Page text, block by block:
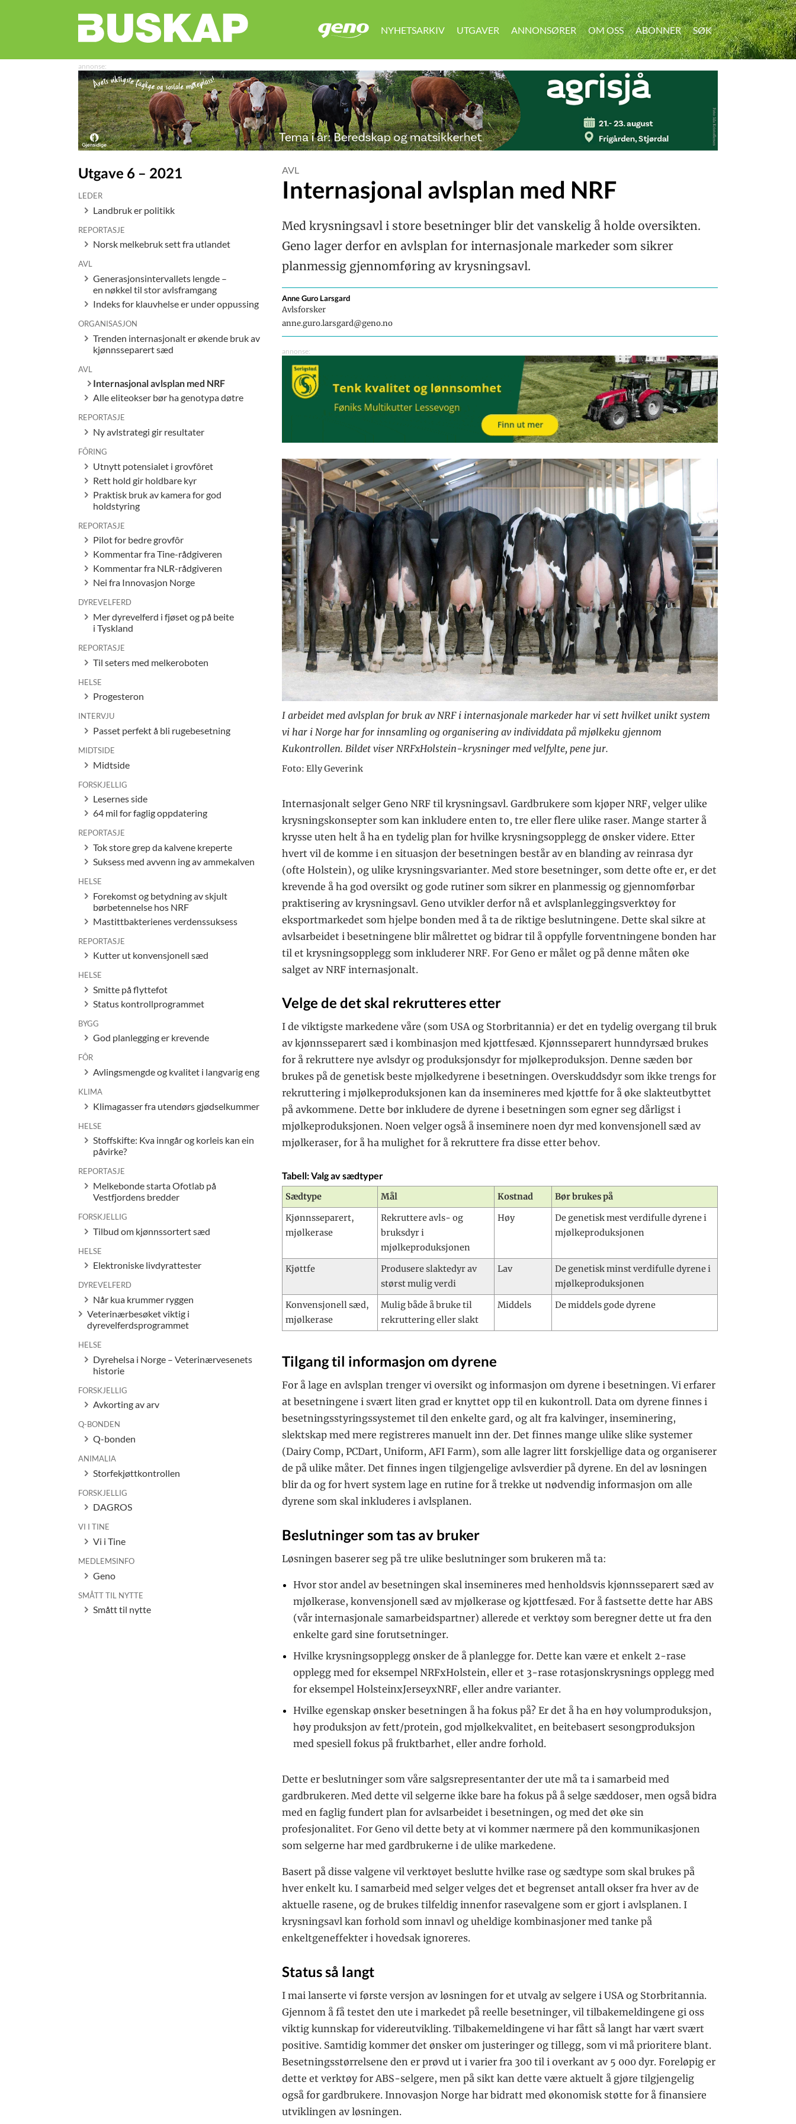
GENO NYHETSARKIV UTGAVER ANNONSØRER OM OSS ABONNER SØK
SØK
Utgave 6 – 2021
LEDER
Landbruk er politikk
REPORTASJE
Norsk melkebruk sett fra utlandet
AVL
Generasjonsintervallets lengde –
en nøkkel til stor avlsframgang
Indeks for klauvhelse er under oppussing
ORGANISASJON
Trenden internasjonalt er økende bruk av
kjønnsseparert sæd
AVL
Internasjonal avlsplan med NRF
Alle eliteokser bør ha genotypa døtre
REPORTASJE
Ny avlstrategi gir resultater
FÔRING
Utnytt potensialet i grovfôret
Rett hold gir holdbare kyr
Praktisk bruk av kamera for god
holdstyring
REPORTASJE
Pilot for bedre grovfôr
Kommentar fra Tine-rådgiveren
Kommentar fra NLR-rådgiveren
Nei fra Innovasjon Norge
DYREVELFERD
Mer dyrevelferd i fjøset og på beite
i Tyskland
REPORTASJE
Til seters med melkeroboten
HELSE
Progesteron
INTERVJU
Passet perfekt å bli rugebesetning
MIDTSIDE
Midtside
FORSKJELLIG
Lesernes side
64 mil for faglig oppdatering
REPORTASJE
Tok store grep da kalvene kreperte
Suksess med avvenn ing av ammekalven
HELSE
Forekomst og betydning av skjult
børbetennelse hos NRF
Mastittbakterienes verdenssuksess
REPORTASJE
Kutter ut konvensjonell sæd
HELSE
Smitte på flyttefot
Status kontrollprogrammet
BYGG
God planlegging er krevende
FÔR
Avlingsmengde og kvalitet i langvarig eng
KLIMA
Klimagasser fra utendørs gjødselkummer
HELSE
Stoffskifte: Kva inngår og korleis kan ein
påvirke?
REPORTASJE
Melkebonde starta Ofotlab på
Vestfjordens bredder
FORSKJELLIG
Tilbud om kjønnssortert sæd
HELSE
Elektroniske livdyrattester
DYREVELFERD
Når kua krummer ryggen
Veterinærbesøket viktig i
dyrevelferdsprogrammet
HELSE
Dyrehelsa i Norge – Veterinærvesenets
historie
FORSKJELLIG
Avkorting av arv
Q-BONDEN
Q-bonden
ANIMALIA
Storfekjøttkontrollen
FORSKJELLIG
DAGROS
VI I TINE
Vi i Tine
MEDLEMSINFO
Geno
SMÅTT TIL NYTTE
Smått til nytte
AVL
Internasjonal avlsplan med NRF
Med krysningsavl i store besetninger blir det vanskelig å holde oversikten.
Geno lager derfor en avlsplan for internasjonale markeder som sikrer
planmessig gjennomføring av krysningsavl.
Anne Guro Larsgard
Avlsforsker
anne.guro.larsgard@geno.no
I arbeidet med avlsplan for bruk av NRF i internasjonale markeder har vi sett hvilket unikt system
vi har i Norge har for innsamling og organisering av individdata på mjølkeku gjennom
Kukontrollen. Bildet viser NRFxHolstein-krysninger med velfylte, pene jur.
Foto: Elly Geverink
Internasjonalt selger Geno NRF til krysningsavl. Gardbrukere som kjøper NRF, velger ulike
krysningskonsepter som kan inkludere enten to, tre eller flere ulike raser. Mange starter å
krysse uten helt å ha en tydelig plan for hvilke krysningsopplegg de ønsker videre. Etter
hvert vil de komme i en situasjon der besetningen består av en blanding av reinrasa dyr
(ofte Holstein), og ulike krysningsvarianter. Med store besetninger, som dette ofte er, er det
krevende å ha god oversikt og gode rutiner som sikrer en planmessig og gjennomførbar
praktisering av krysningsavl. Geno utvikler derfor nå et avlsplanleggingsverktøy for
eksportmarkedet som hjelpe bonden med å ta de riktige beslutningene. Dette skal sikre at
avlsarbeidet i besetningene blir målrettet og bidrar til å oppfylle forventningene bonden har
til et krysningsopplegg som inkluderer NRF. For Geno er målet og på denne måten øke
salget av NRF internasjonalt.
Velge de det skal rekrutteres etter
I de viktigste markedene våre (som USA og Storbritannia) er det en tydelig overgang til bruk
av kjønnsseparert sæd i kombinasjon med kjøttfesæd. Kjønnsseparert hunndyrsæd brukes
for å rekruttere nye avlsdyr og produksjonsdyr for mjølkeproduksjon. Denne sæden bør
brukes på de genetisk beste mjølkedyrene i besetningen. Overskuddsdyr som ikke trengs for
rekruttering i mjølkeproduksjonen kan da insemineres med kjøttfe for å øke slakteutbyttet
på avkommene. Dette bør inkludere de dyrene i besetningen som egner seg dårligst i
mjølkeproduksjonen. Noen velger også å inseminere noen dyr med konvensjonell sæd av
mjølkeraser, for å ha mulighet for å rekruttere fra disse etter behov.
Tabell: Valg av sædtyper
Sædtype Mål Kostnad
Bør brukes på
Kjønnsseparert,
mjølkerase
Rekruttere avls- og
bruksdyr i
mjølkeproduksjonen
Høy
De genetisk mest verdifulle dyrene i
mjølkeproduksjonen
Kjøttfe
Produsere slaktedyr av
størst mulig verdi
Lav
De genetisk minst verdifulle dyrene i
mjølkeproduksjonen
Konvensjonell sæd,
mjølkerase
Mulig både å bruke til
rekruttering eller slakt
Middels De middels gode dyrene
Tilgang til informasjon om dyrene
For å lage en avlsplan trenger vi oversikt og informasjon om dyrene i besetningen. Vi erfarer
at besetningene i svært liten grad er knyttet opp til en kukontroll. Data om dyrene finnes i
besetningsstyringssystemet til den enkelte gard, og alt fra kalvinger, inseminering,
slektskap med mere registreres manuelt inn der. Det finnes mange ulike slike systemer
(Dairy Comp, PCDart, Uniform, AFI Farm), som alle lagrer litt forskjellige data og organiserer
de på ulike måter. Det finnes ingen tilgjengelige avlsverdier på dyrene. En del av løsningen
blir da og for hvert system lage en rutine for å trekke ut nødvendig informasjon om alle
dyrene som skal inkluderes i avlsplanen.
Beslutninger som tas av bruker
Løsningen baserer seg på tre ulike beslutninger som brukeren må ta:
Hvor stor andel av besetningen skal insemineres med henholdsvis kjønnsseparert sæd av
mjølkerase, konvensjonell sæd av mjølkerase og kjøttfesæd. For å fastsette dette har ABS
(vår internasjonale samarbeidspartner) allerede et verktøy som beregner dette ut fra den
enkelte gard sine forutsetninger.
Hvilke krysningsopplegg ønsker de å planlegge for. Dette kan være et enkelt 2-rase
opplegg med for eksempel NRFxHolstein, eller et 3-rase rotasjonskrysnings opplegg med
for eksempel HolsteinxJerseyxNRF, eller andre varianter.
Hvilke egenskap ønsker besetningen å ha fokus på? Er det å ha en høy volumproduksjon,
høy produksjon av fett/protein, god mjølkekvalitet, en beitebasert sesongproduksjon
med spesiell fokus på fruktbarhet, eller andre forhold.
Dette er beslutninger som våre salgsrepresentanter der ute må ta i samarbeid med
gardbrukeren. Med dette vil selgerne ikke bare ha fokus på å selge sæddoser, men også bidra
med en faglig fundert plan for avlsarbeidet i besetningen, og med det øke sin
profesjonalitet. For Geno vil dette bety at vi kommer nærmere på den kommunikasjonen
som selgerne har med gardbrukerne i de ulike markedene.
Basert på disse valgene vil verktøyet beslutte hvilke rase og sædtype som skal brukes på
hver enkelt ku. I samarbeid med selger velges det et begrenset antall okser fra hver av de
aktuelle rasene, og de brukes tilfeldig innenfor rasevalgene som er gjort i avlsplanen. I
krysningsavl kan forhold som innavl og uheldige kombinasjoner med tanke på
enkeltgeneffekter i hovedsak ignoreres.
Status så langt
I mai lanserte vi første versjon av løsningen for et utvalg av selgere i USA og Storbritannia.
Gjennom å få testet den ute i markedet på reelle besetninger, vil tilbakemeldingene gi oss
viktig kunnskap for videreutvikling. Tilbakemeldingene vi har fått så langt har vært svært
positive. Samtidig kommer det ønsker om justeringer og tillegg, som vi må prioritere blant.
Besetningsstørrelsene den er prøvd ut i varier fra 300 til i overkant av 5 000 dyr. Foreløpig er
dette et verktøy for ABS-selgere, men på sikt kan dette være aktuelt å gjøre tilgjengelig
også for gardbrukere. Innovasjon Norge har bidratt med økonomisk støtte for å finansiere
utviklingen av løsningen.